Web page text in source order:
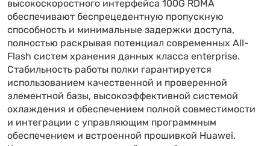
высокоскоростного интерфейса 100G RDMA
обеспечивают беспрецедентную пропускную
способность и минимальные задержки доступа,
полностью раскрывая потенциал современных All-
Flash систем хранения данных класса enterprise.
Стабильность работы полки гарантируется
использованием качественной и проверенной
элементной базы, высокоэффективной системой
охлаждения и обеспечением полной совместимости
и интеграции с управляющим программным
обеспечением и встроенной прошивкой Huawei.